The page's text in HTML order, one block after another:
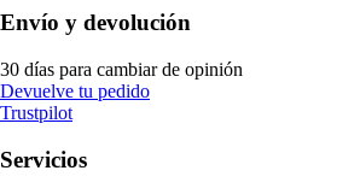
Envío y devolución
30 días para cambiar de opinión
Devuelve tu pedido
Trustpilot
Servicios